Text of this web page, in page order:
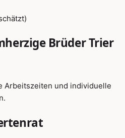
Brüder Trier
Arbeitszeiten und individuelle